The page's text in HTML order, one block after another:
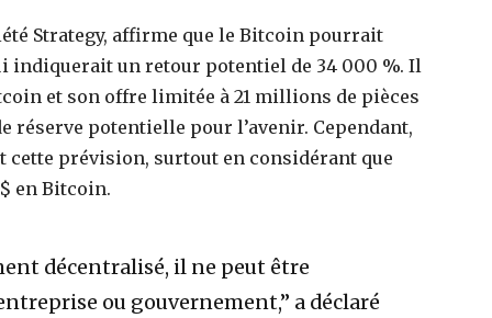
Strategy, affirme que le Bitcoin pourrait
indiquerait un retour potentiel de 34 000 %. Il
et son offre limitée à 21 millions de pièces
réserve potentielle pour l’avenir. Cependant,
prévision, surtout en considérant que
en Bitcoin.
décentralisé, il ne peut être
ou gouvernement,” a déclaré